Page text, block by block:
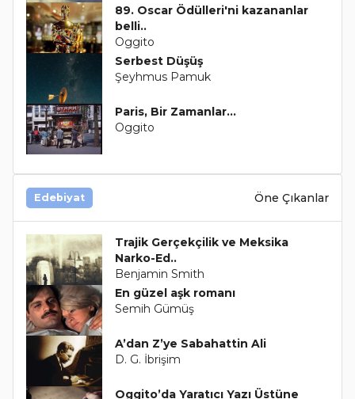
89. Oscar Ödülleri'ni kazananlar
belli..
Oggito
Serbest Düşüş
Şeyhmus Pamuk
Paris, Bir Zamanlar...
Oggito
Edebiyat Öne Çıkanlar
Trajik Gerçekçilik ve Meksika
Narko-Ed..
Benjamin Smith
En güzel aşk romanı
Semih Gümüş
A’dan Z’ye Sabahattin Ali
D. G. İbrişim
Oggito’da Yaratıcı Yazı Üstüne